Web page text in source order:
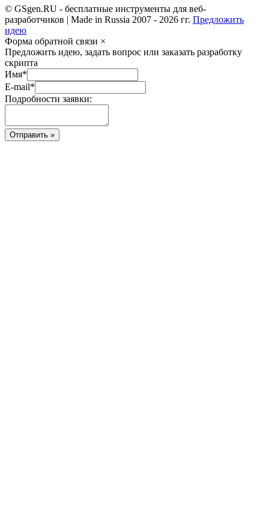
© GSgen.RU - бесплатные инструменты для веб-
разработчиков | Made in Russia 2007 - 2026 гг. Предложить
идею
Форма обратной связи ×
Предложить идею, задать вопрос или заказать разработку
скрипта
Имя*
E-mail*
Подробности заявки: